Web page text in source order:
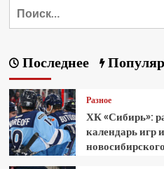
Последнее
Разное
ХК «Сибирь»:
календарь игр